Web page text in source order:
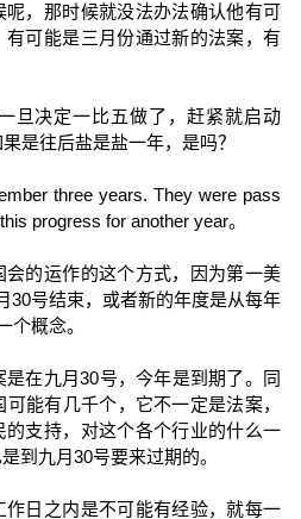
，那时候就没法办法确认他有可
可能是三月份通过新的法案，有
旦决定一比五做了，赶紧就启动
是往后盐是盐一年，是吗？
three years. They were pass
progress for another year。
会的运作的这个方式，因为第一美
30号结束，或者新的年度是从每年
个概念。
在九月30号，今年是到期了。同
能有几千个，它不一定是法案，
支持，对这个各个行业的什么一
到九月30号要来过期的。
日之内是不可能有经验，就每一